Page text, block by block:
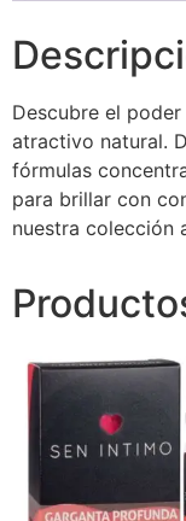
Descubre el
atractivo natural.
fórmulas
para brillar con
nuestra colección